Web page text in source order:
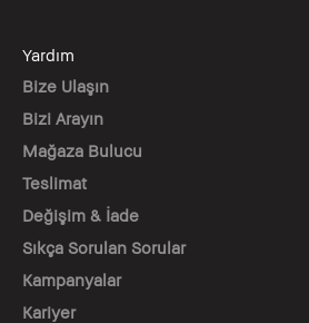
Yardım
Bize Ulaşın
Bizi Arayın
Mağaza Bulucu
Teslimat
Değişim & İade
Sıkça Sorulan Sorular
Kampanyalar
Kariyer